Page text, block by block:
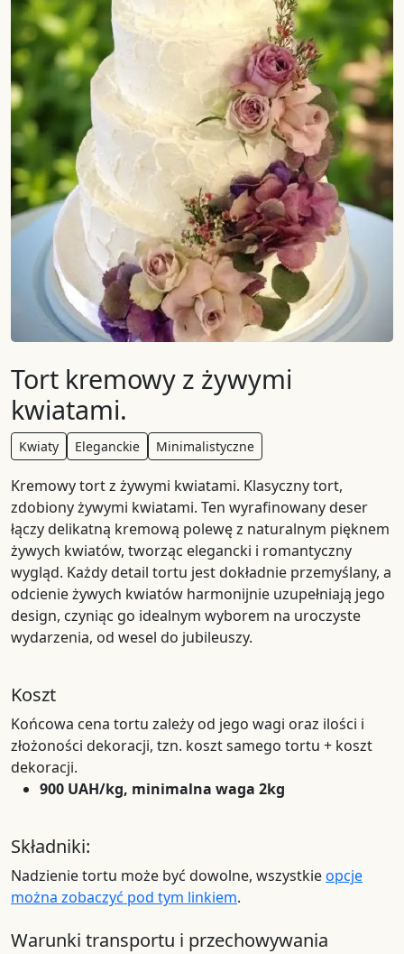
Tort kremowy z żywymi
kwiatami.
Kwiaty Eleganckie Minimalistyczne
Kremowy tort z żywymi kwiatami. Klasyczny tort,
zdobiony żywymi kwiatami. Ten wyrafinowany deser
łączy delikatną kremową polewę z naturalnym pięknem
żywych kwiatów, tworząc elegancki i romantyczny
wygląd. Każdy detail tortu jest dokładnie przemyślany, a
odcienie żywych kwiatów harmonijnie uzupełniają jego
design, czyniąc go idealnym wyborem na uroczyste
wydarzenia, od wesel do jubileuszy.
Koszt
Końcowa cena tortu zależy od jego wagi oraz ilości i
złożoności dekoracji, tzn. koszt samego tortu + koszt
dekoracji.
900 UAH/kg, minimalna waga 2kg
Składniki:
Nadzienie tortu może być dowolne, wszystkieopcje
można zobaczyć pod tym linkiem.
Warunki transportu i przechowywania